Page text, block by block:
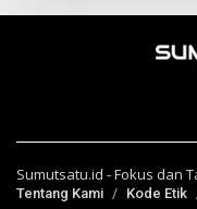
Sumutsatu.id - Fokus dan
Tentang Kami
Kode Etik